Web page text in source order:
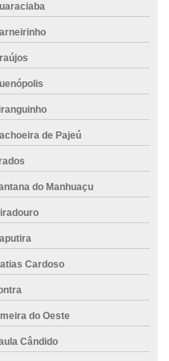
de Pajeú
do Manhuaçu
Cardoso
do Oeste
Cândido